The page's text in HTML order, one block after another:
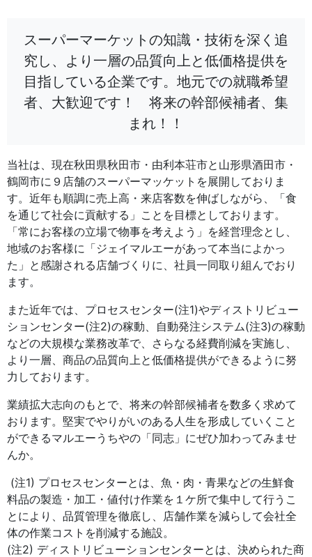
スーパーマーケットの知識・技術を深く追
究し、より一層の品質向上と低価格提供を
目指している企業です。地元での就職希望
者、大歓迎です！ 将来の幹部候補者、集
まれ！！
当社は、現在秋田県秋田市・由利本荘市と山形県酒田市・
鶴岡市に９店舗のスーパーマッケットを展開しておりま
す。近年も順調に売上高・来店客数を伸ばしながら、「食
を通じて社会に貢献する」ことを目標としております。
「常にお客様の立場で物事を考えよう」を経営理念とし、
地域のお客様に「ジェイマルエーがあって本当によかっ
た」と感謝される店舗づくりに、社員一同取り組んでおり
ます。
また近年では、プロセスセンター(注1)やディストリビュー
ションセンター(注2)の稼動、自動発注システム(注3)の稼動
などの大規模な業務改革で、さらなる経費削減を実施し、
より一層、商品の品質向上と低価格提供ができるように努
力しております。
業績拡大志向のもとで、将来の幹部候補者を数多く求めて
おります。堅実でやりがいのある人生を形成していくこと
ができるマルエーうちやの「同志」にぜひ加わってみませ
んか。
(注1) プロセスセンターとは、魚・肉・青果などの生鮮食
料品の製造・加工・値付け作業を１ケ所で集中して行うこ
とにより、品質管理を徹底し、店舗作業を減らして会社全
体の作業コストを削減する施設。
(注2) ディストリビューションセンターとは、決められた商